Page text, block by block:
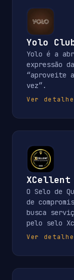
Yolo
Yolo é a
expressão
“aproveite
vez”.
Ver
XCellent
O Selo de
de
busca
pelo selo
Ver